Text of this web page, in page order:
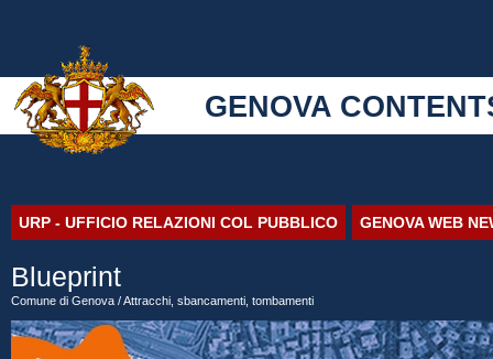
GENOVA
URP - UFFICIO RELAZIONI COL PUBBLICO GENOVA WEB
Blueprint
Comune di Genova / Attracchi, sbancamenti, tombamenti